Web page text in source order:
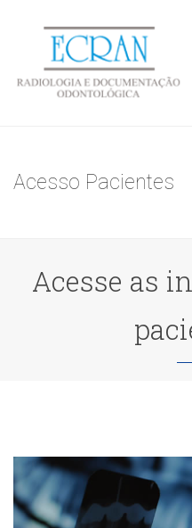
Acesso Pacientes
Acesse as